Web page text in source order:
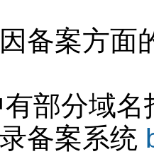
备案方面
部分域
备案系统